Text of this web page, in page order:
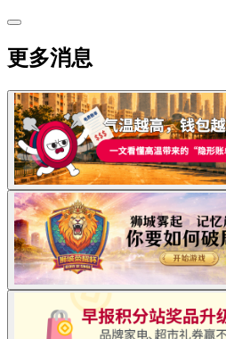
更多消息